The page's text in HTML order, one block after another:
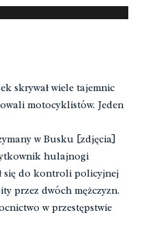
skrywał wiele tajemnic
motocyklistów. Jeden
w Busku [zdjęcia]
hulajnogi
się do kontroli policyjnej
przez dwóch mężczyzn.
w przestępstwie